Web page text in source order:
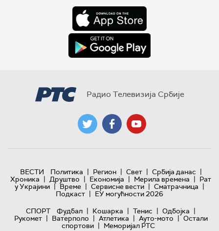
Радио Телевизија Србије
ВЕСТИ Политика | Регион | Свет | Србија данас |
Хроника | Друштво | Економија | Мерила времена | Рат
у Украјини | Време | Сервисне вести | Сматрачница |
Подкаст | ЕУ могућности 2026
СПОРТ
Фудбал | Кошарка | Тенис | Одбојка |
Рукомет | Ватерполо | Атлетика | Ауто-мото | Остали
спортови | Меморијал РТС